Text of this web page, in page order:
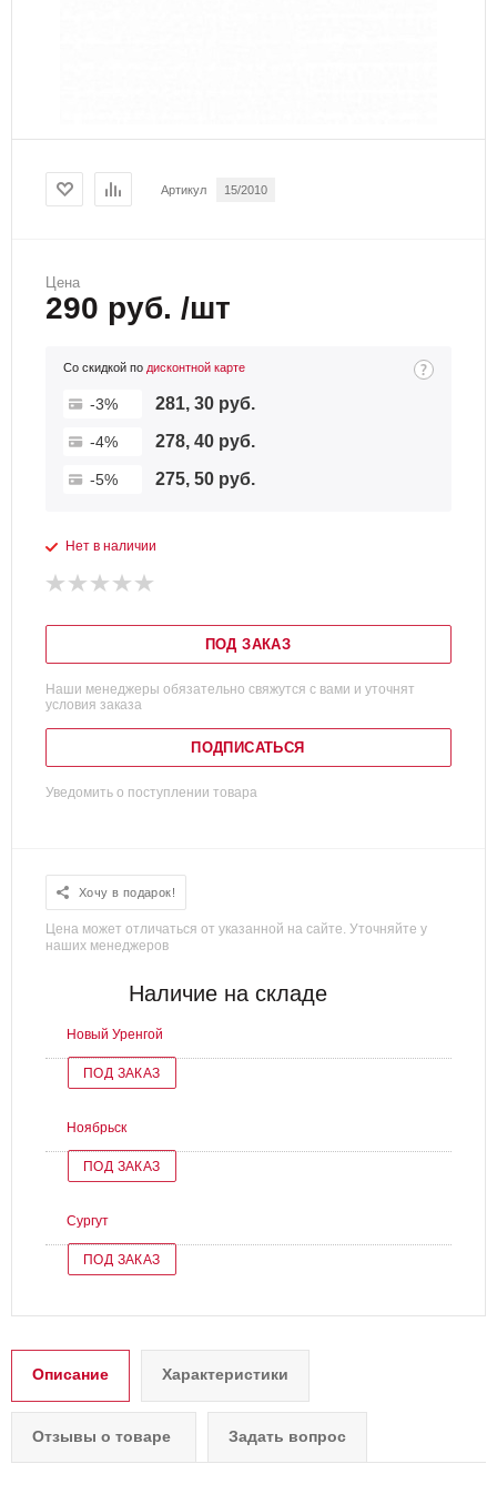
Артикул 15/2010
Цена
290 руб. /шт
Со скидкой по дисконтной карте
-3% 281, 30 руб.
-4% 278, 40 руб.
-5% 275, 50 руб.
Нет в наличии
ПОД ЗАКАЗ
Наши менеджеры обязательно свяжутся с вами и уточнят
условия заказа
ПОДПИСАТЬСЯ
Уведомить о поступлении товара
Хочу в подарок!
Цена может отличаться от указанной на сайте. Уточняйте у
наших менеджеров
Наличие на складе
Новый Уренгой
ПОД ЗАКАЗ
Ноябрьск
ПОД ЗАКАЗ
Сургут
ПОД ЗАКАЗ
Описание Характеристики
Отзывы о товаре Задать вопрос